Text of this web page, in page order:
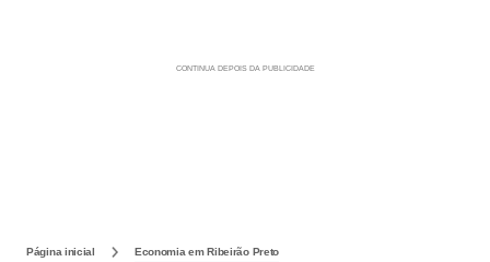
Página inicial Economia em Ribeirão Preto